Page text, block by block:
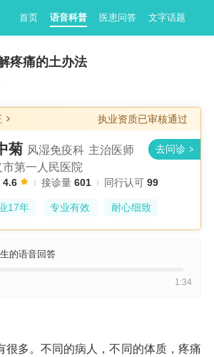
首页 语音科普 医患问答 文字话题
疼痛的土办法
执业资质已审核通过
菊 风湿免疫科 主治医师
市第一人民医院
4.6 接诊量601 同行认可99
17年 专业有效 耐心细致
的语音回答
1:34
很多。不同的病人，不同的体质，疼痛